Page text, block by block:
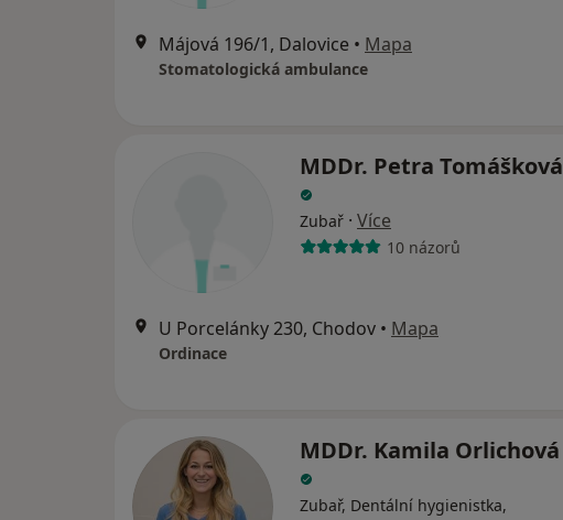
Májová 196/1, Dalovice • Mapa
Stomatologická ambulance
MDDr. Petra Tomášková
Zubař · Více
10 názorů
U Porcelánky 230, Chodov • Mapa
Ordinace
MDDr. Kamila Orlichová
Zubař, Dentální hygienistka,